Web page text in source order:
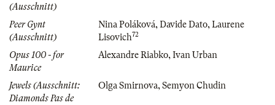
(Ausschnitt)
Peer Gynt
(Ausschnitt)
Nina Poláková, Davide Dato, Laurene
Lisovich72
Opus 100 - for
Maurice
Alexandre Riabko, Ivan Urban
Jewels (Ausschnitt:
Diamonds Pas de
Olga Smirnova, Semyon Chudin